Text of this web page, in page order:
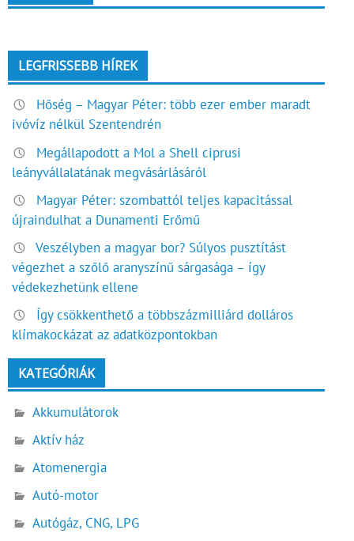
LEGFRISSEBB HÍREK
Hőség – Magyar Péter: több ezer ember maradt
ivóvíz nélkül Szentendrén
Megállapodott a Mol a Shell ciprusi
leányvállalatának megvásárlásáról
Magyar Péter: szombattól teljes kapacitással
újraindulhat a Dunamenti Erőmű
Veszélyben a magyar bor? Súlyos pusztítást
végezhet a szőlő aranyszínű sárgasága – így
védekezhetünk ellene
Így csökkenthető a többszázmilliárd dolláros
klímakockázat az adatközpontokban
KATEGÓRIÁK
Akkumulátorok
Aktív ház
Atomenergia
Autó-motor
Autógáz, CNG, LPG